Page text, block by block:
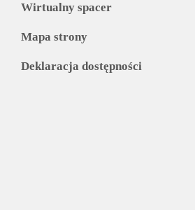
Wirtualny spacer
Mapa strony
Deklaracja dostępności